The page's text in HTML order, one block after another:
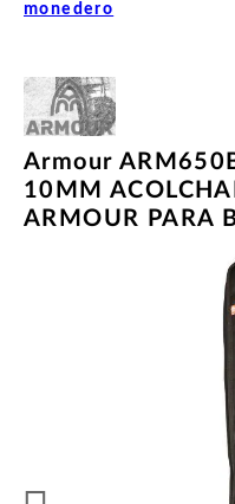
monedero
Armour
10MM
ARMOUR PARA